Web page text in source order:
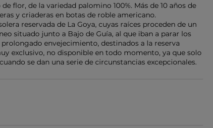
flor, de la variedad palomino 100%. Más de 10 años de
y criaderas en botas de roble americano.
reservada de La Goya, cuyas raíces proceden de un
situado junto a Bajo de Guía, al que iban a parar los
envejecimiento, destinados a la reserva
exclusivo, no disponible en todo momento, ya que solo
se dan una serie de circunstancias excepcionales.